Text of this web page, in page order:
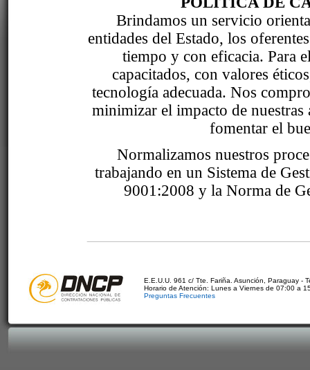
Brindamos un servicio
entidades del Estado, los
tiempo y con eficacia. Para
capacitados, con valores
tecnología adecuada. Nos
minimizar el impacto de
fomentar el
Normalizamos nuestros
trabajando en un Sistema de
9001:2008 y la Norma de
E.E.U.U. 961 c/ Tte. Fariña. Asunción, Paraguay -
Horario de Atención: Lunes a Viernes de 07:00 a
Preguntas Frecuentes